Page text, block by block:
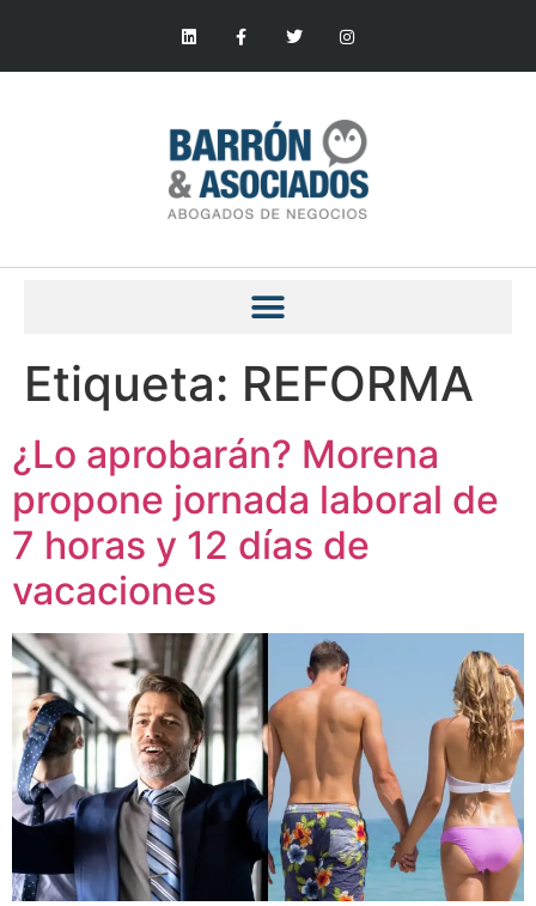
Etiqueta: REFORMA
¿Lo aprobarán? Morena
propone jornada laboral de
7 horas y 12 días de
vacaciones